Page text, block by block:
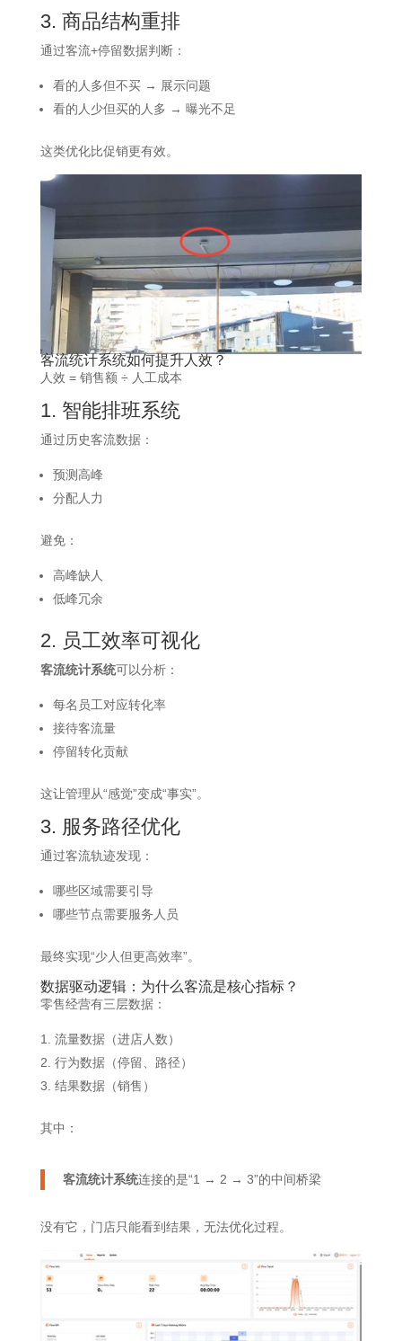
3. 商品结构重排
通过客流+停留数据判断：
看的人多但不买 → 展示问题
看的人少但买的人多 → 曝光不足
这类优化比促销更有效。
客流统计系统如何提升人效？
人效 = 销售额 ÷ 人工成本
1. 智能排班系统
通过历史客流数据：
预测高峰
分配人力
避免：
高峰缺人
低峰冗余
2. 员工效率可视化
客流统计系统可以分析：
每名员工对应转化率
接待客流量
停留转化贡献
这让管理从“感觉”变成“事实”。
3. 服务路径优化
通过客流轨迹发现：
哪些区域需要引导
哪些节点需要服务人员
最终实现“少人但更高效率”。
数据驱动逻辑：为什么客流是核心指标？
零售经营有三层数据：
流量数据（进店人数）
行为数据（停留、路径）
结果数据（销售）
其中：
客流统计系统连接的是“1 → 2 → 3”的中间桥梁
没有它，门店只能看到结果，无法优化过程。